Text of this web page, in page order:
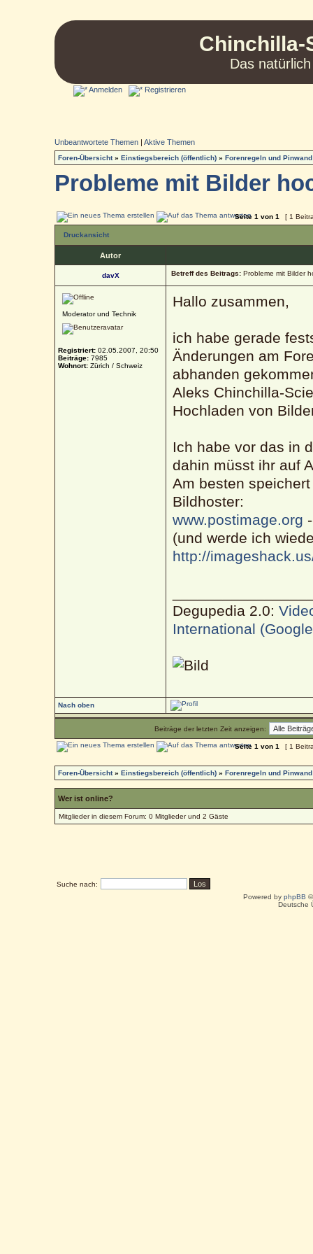
Chinchilla-
Das
Anmelden Registrieren
Unbeantwortete Themen |Aktive Themen
Foren-Übersicht»Einstiegsbereich (öffentlich) »Forenregeln und Pinwand
Probleme mit Bilder
Seite1 von1 [ 1
Druckansicht
Autor
davX Betreff des Beitrags: Probleme mit Bilder
Moderator und Technik
Registriert: 02.05.2007, 20:50
Beiträge: 7985
Wohnort: Zürich / Schweiz
Hallo zusammen,
ich habe gerade
Änderungen am
abhanden
Aleks Chinchilla-
Hochladen von
Ich habe vor das in
dahin müsst ihr auf
Am besten
Bildhoster:
www.postimage.org
(und werde ich
http://
Degupedia 2.0:
International
Nach oben
Beiträge der letzten Zeit anzeigen:
Seite1 von1 [ 1
Foren-Übersicht»Einstiegsbereich (öffentlich) »Forenregeln und Pinwand
Wer ist online?
Mitglieder in diesem Forum: 0 Mitglieder und 2 Gäste
Suche nach:
Powered by phpBB
Deutsche